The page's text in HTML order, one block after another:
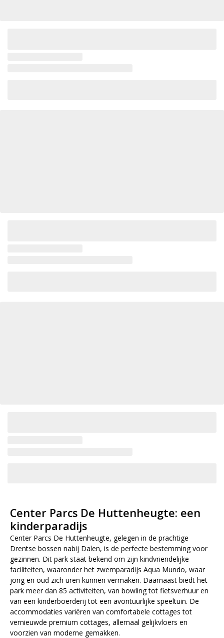
Center Parcs De Huttenheugte: een
kinderparadijs
Center Parcs De Huttenheugte, gelegen in de prachtige
Drentse bossen nabij Dalen, is de perfecte bestemming voor
gezinnen. Dit park staat bekend om zijn kindvriendelijke
faciliteiten, waaronder het zwemparadijs Aqua Mundo, waar
jong en oud zich uren kunnen vermaken. Daarnaast biedt het
park meer dan 85 activiteiten, van bowling tot fietsverhuur en
van een kinderboerderij tot een avontuurlijke speeltuin. De
accommodaties variëren van comfortabele cottages tot
vernieuwde premium cottages, allemaal gelijkvloers en
voorzien van moderne gemakken.